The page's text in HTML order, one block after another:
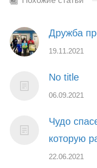
Дружба
19.11.2021
No title
06.09.2021
Чудо
которую
22.06.2021